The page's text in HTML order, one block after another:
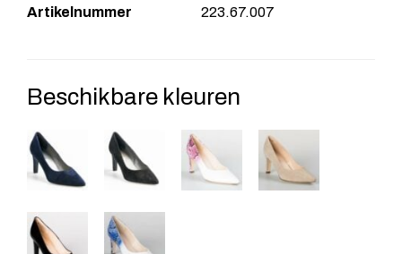
Artikelnummer 223.67.007
Beschikbare kleuren